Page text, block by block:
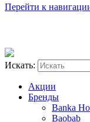
Перейти к
Искать:
Акции
Бренды
Banka
Baobab